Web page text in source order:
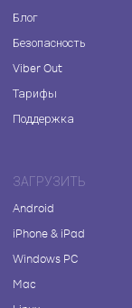
Блог
Безопасность
Viber Out
Тарифы
Поддержка
ЗАГРУЗИТЬ
Android
iPhone & iPad
Windows PC
Mac